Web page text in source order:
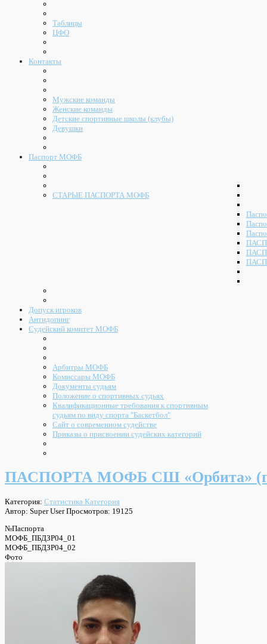
Таблицы
ЦФО
Контакты
Мужские команды
Женские команды
Детские спортивные школы (клубы)
Девушки
Паспорт МОФБ
СТАРЫЕ ПАСПОРТА МОФБ
Допуск игроков
Антидопинг
Судейский комитет МОФБ
Арбитры МОФБ
Комиссары МОФБ
Документы судьям
Положение о спортивных судьях
Квалификационные требования к спортивным
судьям по виду спорта "Баскетбол"
Сайт о современном судействе
Приказы о присвоении судейских категорий
ПАСПОРТА МОФБ СШ «Орбита»
Категория: Статистика Категория
Автор: Super UserПросмотров: 19125
№Паспорта
МОФБ_ПБДЗР04_01
МОФБ_ПБДЗР04_02
Фото